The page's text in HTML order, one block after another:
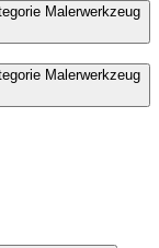
Malerwerkzeug
Malerwerkzeug